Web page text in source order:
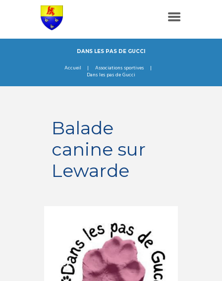
DANS LES PAS DE GUCCI
Accueil
Associations sportives
Dans les pas de Gucci
Balade
canine sur
Lewarde